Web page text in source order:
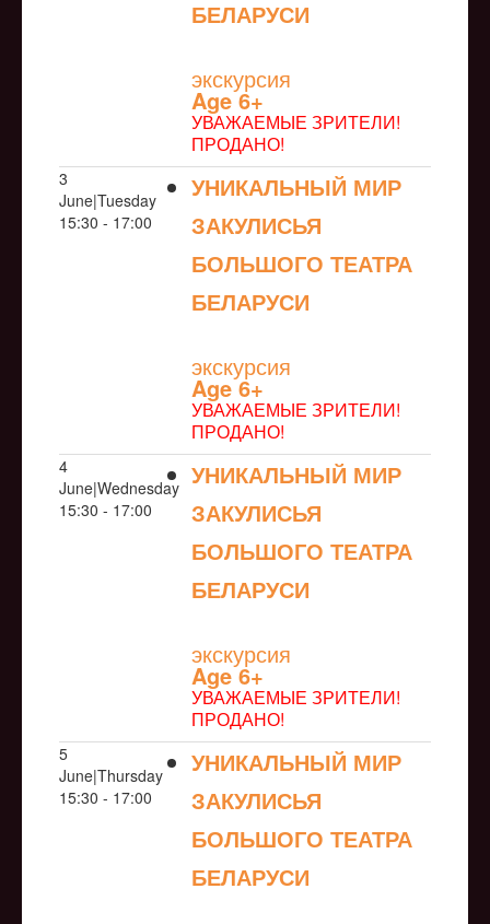
БЕЛАРУСИ
экскурсия
Age 6+
УВАЖАЕМЫЕ ЗРИТЕЛИ!
ПРОДАНО!
3
June|Tuesday
15:30 - 17:00
УНИКАЛЬНЫЙ МИР
ЗАКУЛИСЬЯ
БОЛЬШОГО ТЕАТРА
БЕЛАРУСИ
экскурсия
Age 6+
УВАЖАЕМЫЕ ЗРИТЕЛИ!
ПРОДАНО!
4
June|Wednesday
15:30 - 17:00
УНИКАЛЬНЫЙ МИР
ЗАКУЛИСЬЯ
БОЛЬШОГО ТЕАТРА
БЕЛАРУСИ
экскурсия
Age 6+
УВАЖАЕМЫЕ ЗРИТЕЛИ!
ПРОДАНО!
5
June|Thursday
15:30 - 17:00
УНИКАЛЬНЫЙ МИР
ЗАКУЛИСЬЯ
БОЛЬШОГО ТЕАТРА
БЕЛАРУСИ